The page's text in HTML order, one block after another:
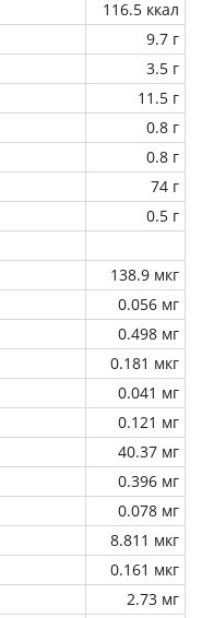
116.5 ккал
9.7 г
3.5 г
11.5 г
0.8 г
0.8 г
74 г
0.5 г
138.9 мкг
0.056 мг
0.498 мг
0.181 мкг
0.041 мг
0.121 мг
40.37 мг
0.396 мг
0.078 мг
8.811 мкг
0.161 мкг
2.73 мг